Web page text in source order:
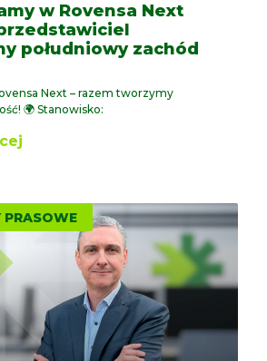
w Rovensa Next
południowy zachód
Next – razem tworzymy
🌍 Stanowisko: